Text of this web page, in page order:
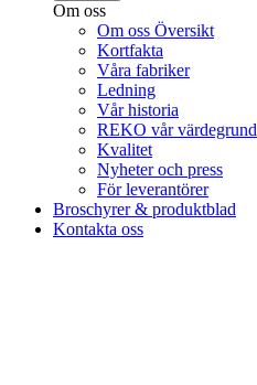
Om oss
Om oss Översikt
Kortfakta
Våra fabriker
Ledning
Vår historia
REKO vår värdegrund
Kvalitet
Nyheter och press
För leverantörer
Broschyrer & produktblad
Kontakta oss